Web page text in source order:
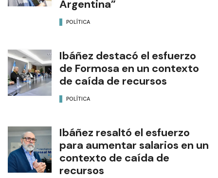
Argentina”
POLÍTICA
Ibáñez destacó el esfuerzo
de Formosa en un contexto
de caída de recursos
POLÍTICA
Ibáñez resaltó el esfuerzo
para aumentar salarios en un
contexto de caída de
recursos